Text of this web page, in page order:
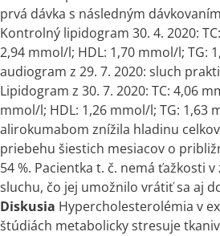
prvá dávka s následným
Kontrolný lipidogram 30. 4. 2020:
2,94 mmol/l; HDL: 1,70 mmol/l; TG:
audiogram z 29. 7. 2020: sluch
Lipidogram z 30. 7. 2020: TC: 4,06
mmol/l; HDL: 1,26 mmol/l; TG: 1,63
alirokumabom znížila hladinu
priebehu šiestich mesiacov o
54 %. Pacientka t. č. nemá ťažkosti v
sluchu, čo jej umožnilo vrátiť sa aj
Diskusia Hypercholesterolémia v
štúdiách metabolicky stresuje